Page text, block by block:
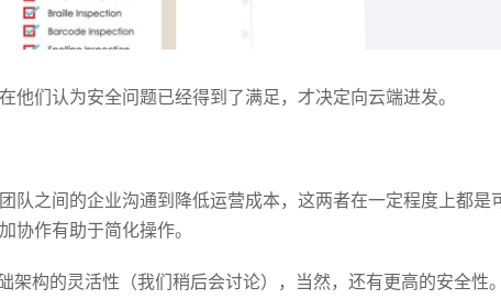
们认为安全问题已经得到了满足，才决定向云端进发。
队之间的企业沟通到降低运营成本，这两者在一定程度上都是
协作有助于简化操作。
架构的灵活性（我们稍后会讨论），当然，还有更高的安全性